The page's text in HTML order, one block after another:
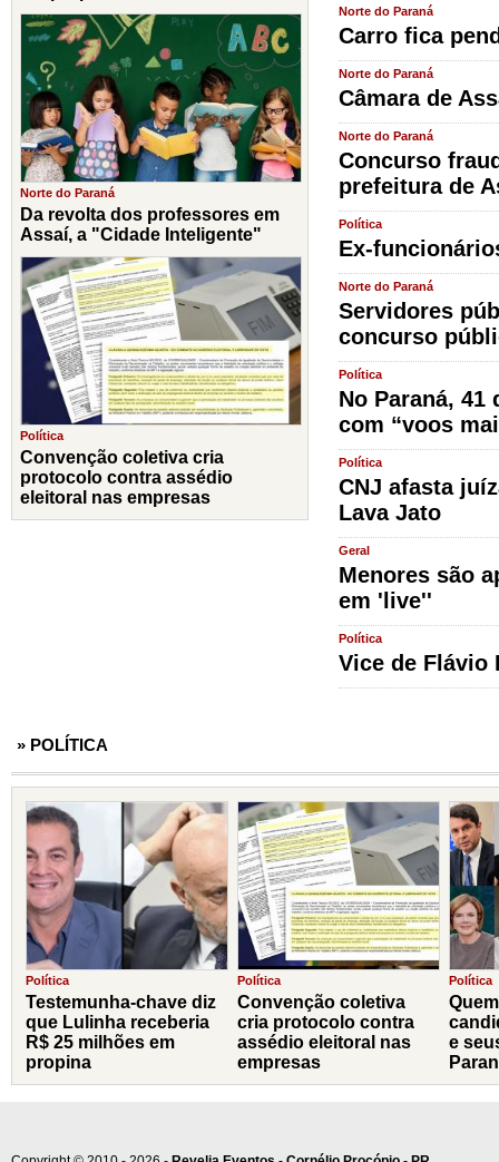
Norte do Paraná
Da revolta dos professores em
Assaí, a "Cidade Inteligente"
Política
Convenção coletiva cria
protocolo contra assédio
eleitoral nas empresas
Norte do Paraná
Carro fica
Norte do Paraná
Câmara de
Norte do Paraná
Concurso
prefeitura de
Política
Ex-
Norte do Paraná
Servidores
concurso
Política
No Paraná, 41
com “voos
Política
CNJ afasta
Lava Jato
Geral
Menores são
em 'live''
Política
Vice de Flávio
» POLÍTICA
Política
Testemunha-chave diz
que Lulinha receberia
R$ 25 milhões em
propina
Política
Convenção coletiva
cria protocolo contra
assédio eleitoral nas
empresas
Política
e